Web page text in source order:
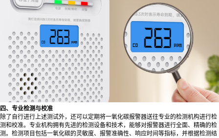
四、专业检测与校准
除了自行进行上述测试外，还可以定期将一氧化碳报警器送往专业的检测机构进行检
测和校准。专业机构拥有先进的检测设备和技术，能够对报警器进行全面、精确的检
测。检测项目包括一氧化碳的灵敏度、报警准确性、响应时间等指标，并根据检测结